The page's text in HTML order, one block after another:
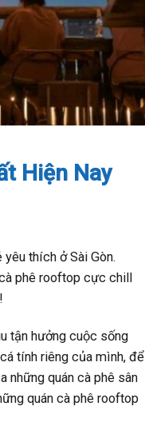
Hiện Nay
thích ở Sài Gòn.
phê rooftop cực chill
tận hưởng cuộc sống
tính riêng của mình, để
những quán cà phê sân
quán cà phê rooftop